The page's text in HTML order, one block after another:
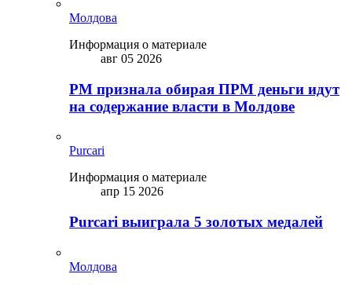
Молдова
Информация о материале
авг 05 2026
PM признала обирая ПРМ деньги идут
на содержание власти в Молдове
Purcari
Информация о материале
апр 15 2026
Purcari выиграла 5 золотых медалей
Молдова